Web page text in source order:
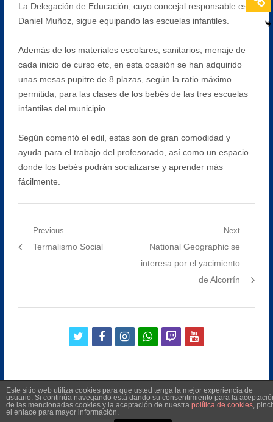
La Delegación de Educación, cuyo concejal responsable es
Daniel Muñoz, sigue equipando las escuelas infantiles.
Además de los materiales escolares, sanitarios, menaje de
cada inicio de curso etc, en esta ocasión se han adquirido
unas mesas pupitre de 8 plazas, según la ratio máximo
permitida, para las clases de los bebés de las tres escuelas
infantiles del municipio.
Según comentó el edil, estas son de gran comodidad y
ayuda para el trabajo del profesorado, así como un espacio
donde los bebés podrán socializarse y aprender más
fácilmente.
Navegación
de
Previous
Previous
Termalismo Social
Next
Next
post:
National Geographic se
interesa por el yacimiento
de Alcorrín
twitterfacebookinstagramwhatsapp
twitchyoutube
©2026 Radio Televisión Municipal de Manilva
Este sitio web utiliza cookies para que usted tenga la mejor experiencia de
usuario. Si continúa navegando está dando su consentimiento para la
de las mencionadas cookies y la aceptación de nuestra política de cookies,
el enlace para mayor información.